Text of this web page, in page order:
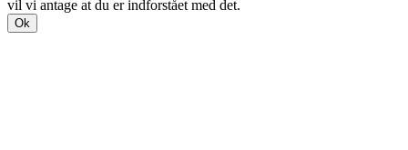
vil vi antage at du er indforstået med det.
Ok